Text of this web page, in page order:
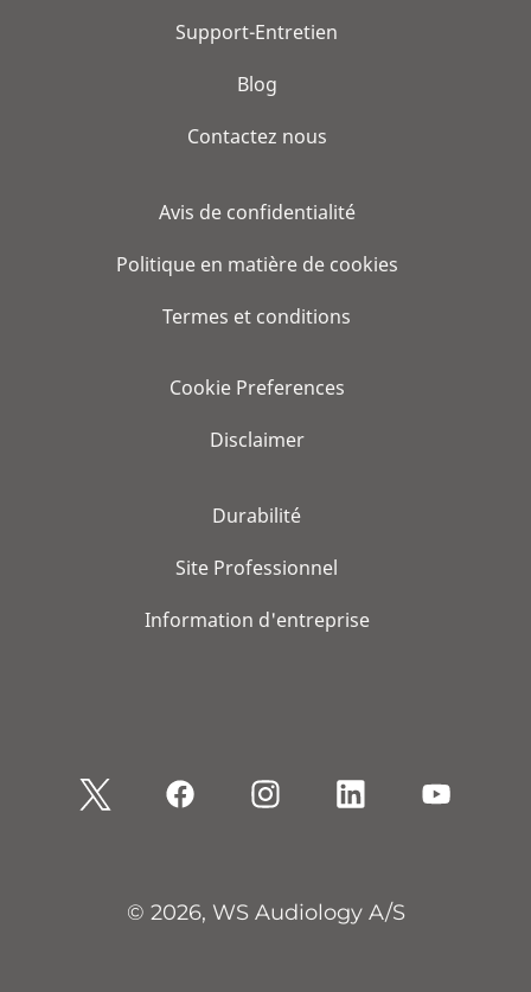
Support-Entretien
Blog
Contactez nous
Avis de confidentialité
Politique en matière de cookies
Termes et conditions
Cookie Preferences
Disclaimer
Durabilité
Site Professionnel
Information d'entreprise
© 2026, WS Audiology A/S